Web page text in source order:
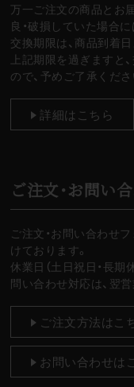
万一ご注文の商品とお
良・破損していた場合
交換期限は、商品到着
上記期限を過ぎますと
ので、予めご了承くださ
詳細はこちら
ご注文・お問い
ご注文・お問い合わせ
けております。
休業日（土日祝日・長期
問い合わせ対応は、翌
ご注文方法はこ
お問い合わせは